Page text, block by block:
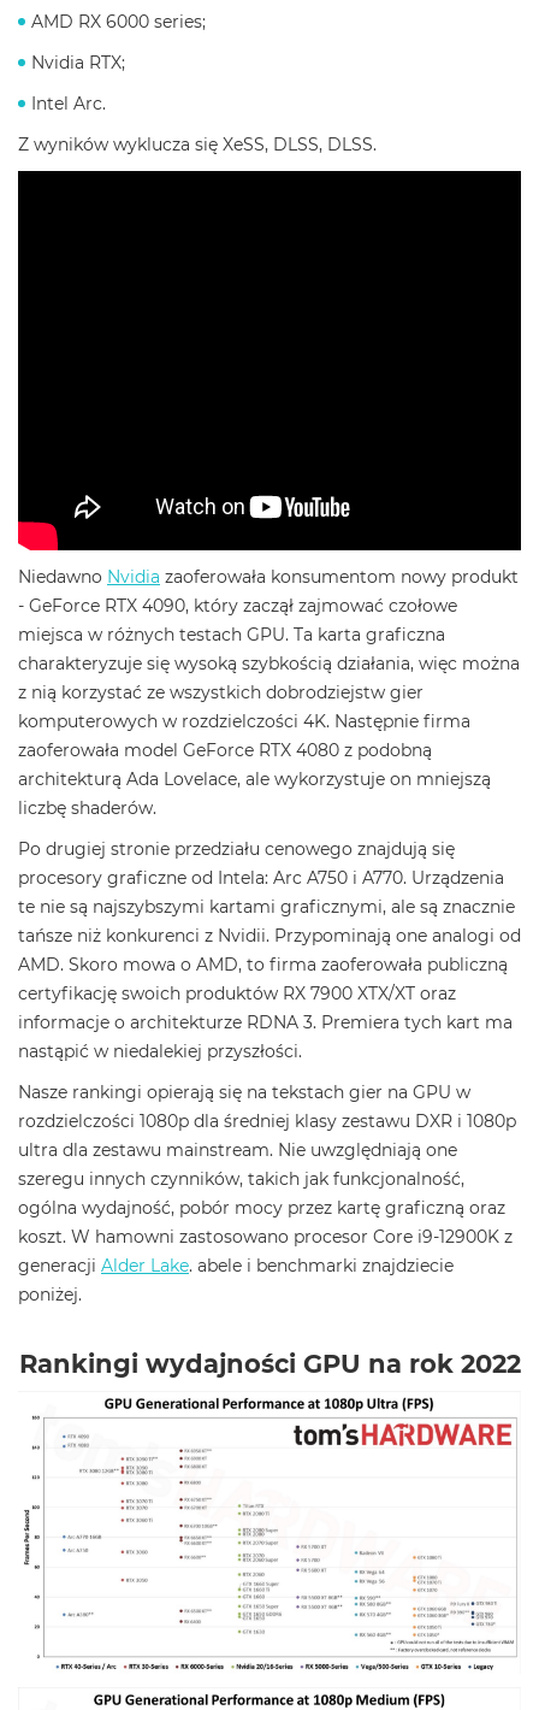
AMD RX 6000 series;
Nvidia RTX;
Intel Arc.
Z wyników wyklucza się XeSS, DLSS, DLSS.
Niedawno Nvidia zaoferowała konsumentom nowy produkt
- GeForce RTX 4090, który zaczął zajmować czołowe
miejsca w różnych testach GPU. Ta karta graficzna
charakteryzuje się wysoką szybkością działania, więc można
z nią korzystać ze wszystkich dobrodziejstw gier
komputerowych w rozdzielczości 4K. Następnie firma
zaoferowała model GeForce RTX 4080 z podobną
architekturą Ada Lovelace, ale wykorzystuje on mniejszą
liczbę shaderów.
Po drugiej stronie przedziału cenowego znajdują się
procesory graficzne od Intela: Arc A750 i A770. Urządzenia
te nie są najszybszymi kartami graficznymi, ale są znacznie
tańsze niż konkurenci z Nvidii. Przypominają one analogi od
AMD. Skoro mowa o AMD, to firma zaoferowała publiczną
certyfikację swoich produktów RX 7900 XTX/XT oraz
informacje o architekturze RDNA 3. Premiera tych kart ma
nastąpić w niedalekiej przyszłości.
Nasze rankingi opierają się na tekstach gier na GPU w
rozdzielczości 1080p dla średniej klasy zestawu DXR i 1080p
ultra dla zestawu mainstream. Nie uwzględniają one
szeregu innych czynników, takich jak funkcjonalność,
ogólna wydajność, pobór mocy przez kartę graficzną oraz
koszt. W hamowni zastosowano procesor Core i9-12900K z
generacji Alder Lake. abele i benchmarki znajdziecie
poniżej.
Rankingi wydajności GPU na rok 2022